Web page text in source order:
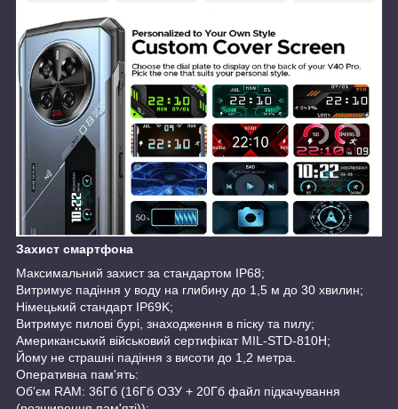
Захист смартфона
Максимальний захист за стандартом IP68;
Витримує падіння у воду на глибину до 1,5 м до 30 хвилин;
Німецький стандарт IP69K;
Витримує пилові бурі, знаходження в піску та пилу;
Американський військовий сертифікат MIL-STD-810H;
Йому не страшні падіння з висоти до 1,2 метра.
Оперативна пам'ять:
Об'єм RAM: 36Гб (16Гб ОЗУ + 20Гб файл підкачування